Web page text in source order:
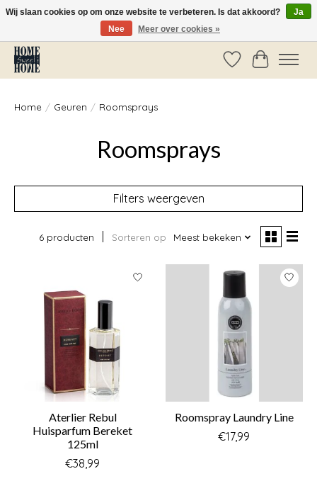
Vóór 14:00 besteld, dezelfde dag verzonden!
Verlanglijst
Home / Geuren / Roomsprays
Roomsprays
Filters weergeven
6 producten Sorteren op Meest bekeken
Aterlier Rebul
Huisparfum Bereket
125ml
€38,99
Roomspray Laundry Line
€17,99
Wij slaan cookies op om onze website te verbeteren. Is dat akkoord?
Ja
Nee
Meer over cookies »